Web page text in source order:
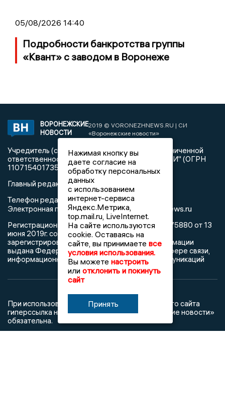
05/08/2026 14:40
Подробности банкротства группы
«Квант» с заводом в Воронеже
ВОРОНЕЖСКИЕ
НОВОСТИ
2019 © VORONEZHNEWS.RU | СИ
«Воронежские новости»
Учредитель (соучредители): Общество с ограниченной
ответственностью "РЕГИОНАЛЬНЫЕ НОВОСТИ" (ОГРН
1107154017354)
Главный редактор: Пирогов А.А.
Телефон редакции: +7 (473) 262 77 92
Электронная почта редакции:info@voronezhnews.ru
Регистрационный номер: серия Эл № ФС 77 - 75880 от 13
июня 2019г. согласно выписке из реестра
зарегистрированных средств массовой информации
выдана Федеральной службой по надзору в сфере связи,
информационных технологий и массовых коммуникаций
При использовании любого материала с данного сайта
гиперссылка на Сетевое издание «Воронежские новости»
обязательна.
Нажимая кнопку вы
даете согласие на
обработку персональных
данных
с использованием
интернет-сервиса
Яндекс.Метрика,
top.mail.ru, LiveInternet.
На сайте используются
cookie. Оставаясь на
сайте, вы принимаете все
условия использования.
Вы можете настроить
или отклонить и покинуть
сайт
Принять